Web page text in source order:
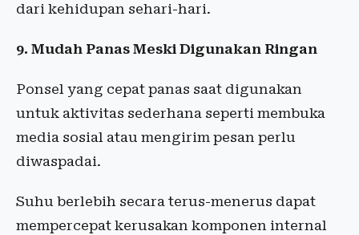
dari kehidupan sehari-hari.
9. Mudah Panas Meski Digunakan Ringan
Ponsel yang cepat panas saat digunakan
untuk aktivitas sederhana seperti membuka
media sosial atau mengirim pesan perlu
diwaspadai.
Suhu berlebih secara terus-menerus dapat
mempercepat kerusakan komponen internal